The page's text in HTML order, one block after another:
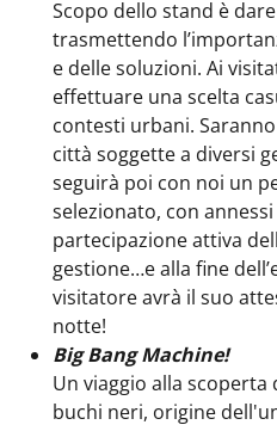
Scopo dello stand è
trasmettendo
e delle soluzioni. Ai
effettuare una scelta
contesti urbani.
città soggette a diversi
seguirà poi con noi un
selezionato, con
partecipazione attiva
gestione…e alla fine
visitatore avrà il suo
notte!
Big Bang Machine!
Un viaggio alla
buchi neri, origine